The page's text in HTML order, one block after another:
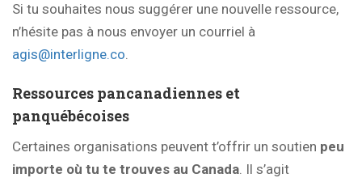
Si tu souhaites nous suggérer une nouvelle ressource,
n’hésite pas à nous envoyer un courriel à
agis@interligne.co.
Ressources pancanadiennes et
panquébécoises
Certaines organisations peuvent t’offrir un soutien peu
importe où tu te trouves au Canada. Il s’agit